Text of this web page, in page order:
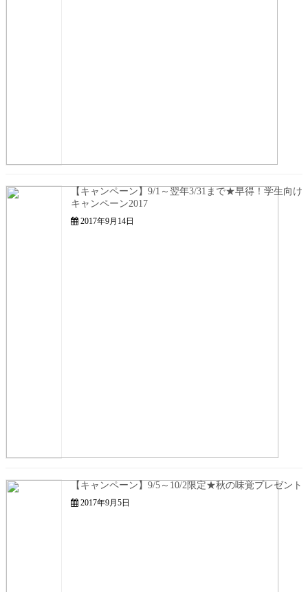
【キャンペーン】9/1～翌年3/31まで★早得！学生向け
キャンペーン2017
2017年9月14日
【キャンペーン】9/5～10/2限定★秋の味覚プレゼント
2017年9月5日